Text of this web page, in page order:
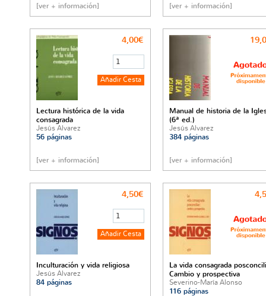
[ver + información] [ver + información]
Lectura histórica de la vida
consagrada
Jesús Alvarez
56 páginas
[ver + información]
4,00€
Manual de historia de la
(6ª ed.)
Jesús Alvarez
384 páginas
[ver + información]
Inculturación y vida religiosa
Jesús Alvarez
84 páginas
4,50€
La vida consagrada
Cambio y prospectiva
Severino-María Alonso
116 páginas